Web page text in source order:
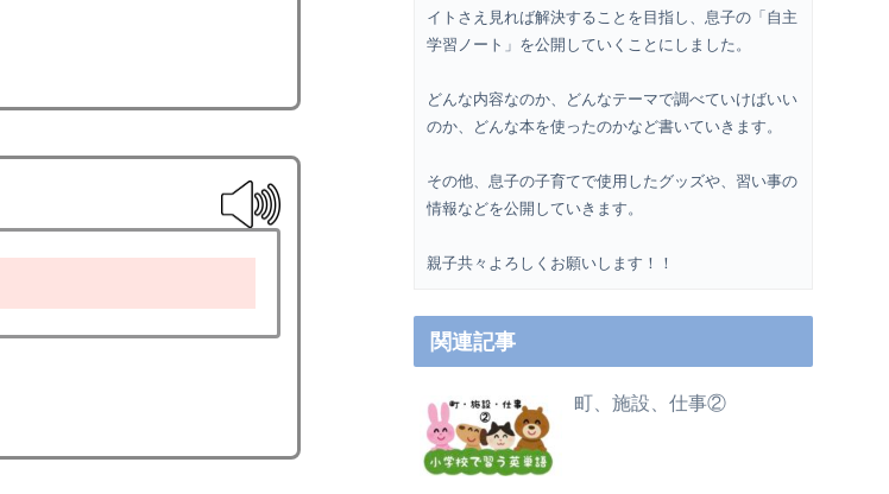
イトさえ見れば解決することを目指し、息子の「自主
学習ノート」を公開していくことにしました。
どんな内容なのか、どんなテーマで調べていけばいい
のか、どんな本を使ったのかなど書いていきます。
その他、息子の子育てで使用したグッズや、習い事の
情報などを公開していきます。
親子共々よろしくお願いします！！
関連記事
町、施設、仕事②